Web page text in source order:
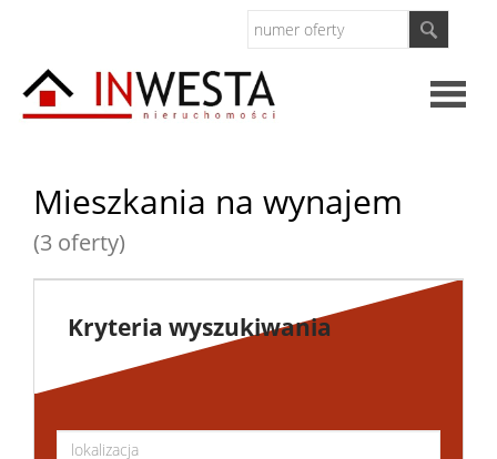
Mieszkania na wynajem
(3 oferty)
Kryteria wyszukiwania